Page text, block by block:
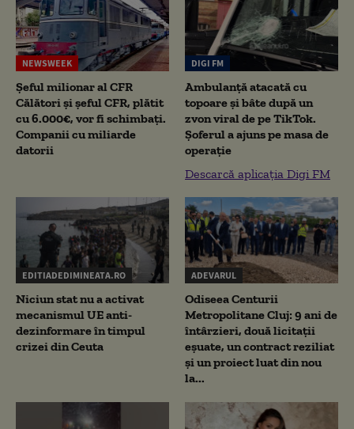
NEWSWEEK
Șeful milionar al CFR
Călători și șeful CFR, plătit
cu 6.000€, vor fi schimbați.
Companii cu miliarde
datorii
DIGI FM
Ambulanță atacată cu
topoare și bâte după un
zvon viral de pe TikTok.
Șoferul a ajuns pe masa de
operație
Descarcă aplicația Digi FM
EDITIADEDIMINEATA.RO
Niciun stat nu a activat
mecanismul UE anti-
dezinformare în timpul
crizei din Ceuta
ADEVARUL
Odiseea Centurii
Metropolitane Cluj: 9 ani de
întârzieri, două licitații
eșuate, un contract reziliat
și un proiect luat din nou
la...